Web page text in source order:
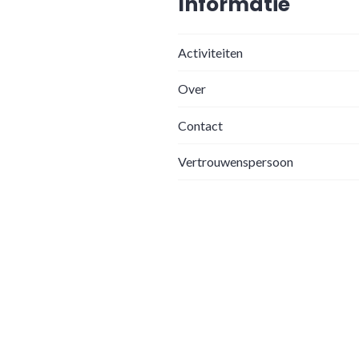
Activiteiten
Over
Contact
Vertrouwenspersoon